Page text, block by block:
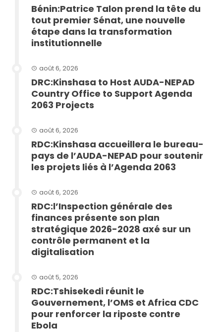
Bénin:Patrice Talon prend la tête du
tout premier Sénat, une nouvelle
étape dans la transformation
institutionnelle
août 6, 2026
DRC:Kinshasa to Host AUDA-NEPAD
Country Office to Support Agenda
2063 Projects
août 6, 2026
RDC:Kinshasa accueillera le bureau-
pays de l’AUDA-NEPAD pour soutenir
les projets liés à l’Agenda 2063
août 6, 2026
RDC:l’Inspection générale des
finances présente son plan
stratégique 2026-2028 axé sur un
contrôle permanent et la
digitalisation
août 5, 2026
RDC:Tshisekedi réunit le
Gouvernement, l’OMS et Africa CDC
pour renforcer la riposte contre
Ebola